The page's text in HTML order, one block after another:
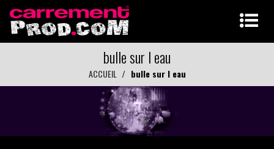
bulle sur l eau
ACCUEIL bulle sur l eau